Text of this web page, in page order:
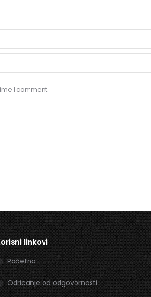
I comment.
linkovi
Početna
Odricanje od odgovornosti